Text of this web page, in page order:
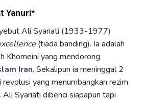
Yanuri*
Ali Syariati (1933-1977)
(tiada banding). Ia adalah
Khomeini yang mendorong
Iran. Sekalipun ia meninggal 2
yang menumbangkan rezim
Syariati dibenci siapapun tapi